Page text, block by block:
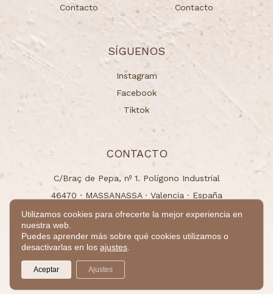
Contacto
Contacto
SÍGUENOS
Instagram
Facebook
Tiktok
CONTACTO
C/Braç de Pepa, nº 1. Polígono Industrial
46470 · MASSANASSA · Valencia · España
info@naturchem.es
byTakamaka
Utilizamos cookies para ofrecerte la mejor experiencia en
nuestra web.
Puedes aprender más sobre qué cookies utilizamos o
desactivarlas en los ajustes
Aceptar Ajustes